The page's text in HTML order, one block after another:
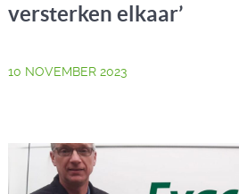
versterken elkaar’
10 NOVEMBER 2023